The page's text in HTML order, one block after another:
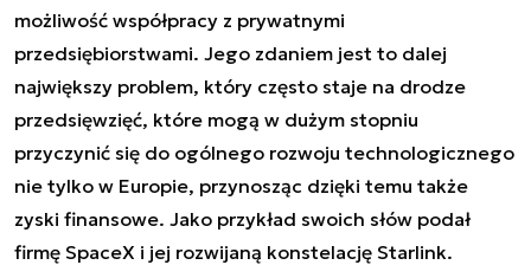
możliwość współpracy z prywatnymi
przedsiębiorstwami. Jego zdaniem jest to dalej
największy problem, który często staje na drodze
przedsięwzięć, które mogą w dużym stopniu
przyczynić się do ogólnego rozwoju technologicznego
nie tylko w Europie, przynosząc dzięki temu także
zyski finansowe. Jako przykład swoich słów podał
firmę SpaceX i jej rozwijaną konstelację Starlink.